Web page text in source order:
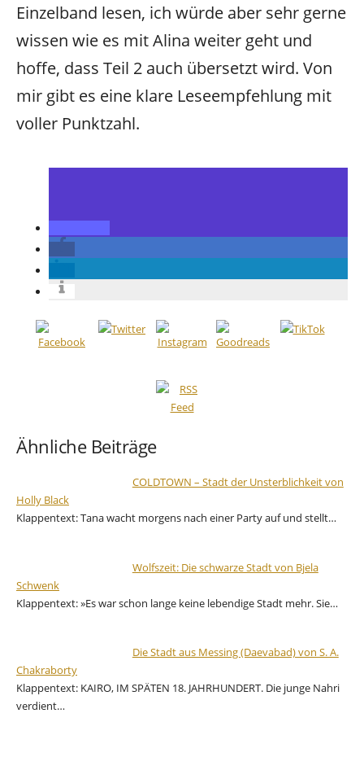
Einzelband lesen, ich würde aber sehr gerne
wissen wie es mit Alina weiter geht und
hoffe, dass Teil 2 auch übersetzt wird. Von
mir gibt es eine klare Leseempfehlung mit
voller Punktzahl.
Ähnliche Beiträge
COLDTOWN – Stadt der Unsterblichkeit von
Holly Black
Klappentext: Tana wacht morgens nach einer Party auf und stellt…
Wolfszeit: Die schwarze Stadt von Bjela
Schwenk
Klappentext: »Es war schon lange keine lebendige Stadt mehr. Sie…
Die Stadt aus Messing (Daevabad) von S. A.
Chakraborty
Klappentext: KAIRO, IM SPÄTEN 18. JAHRHUNDERT. Die junge Nahri
verdient…